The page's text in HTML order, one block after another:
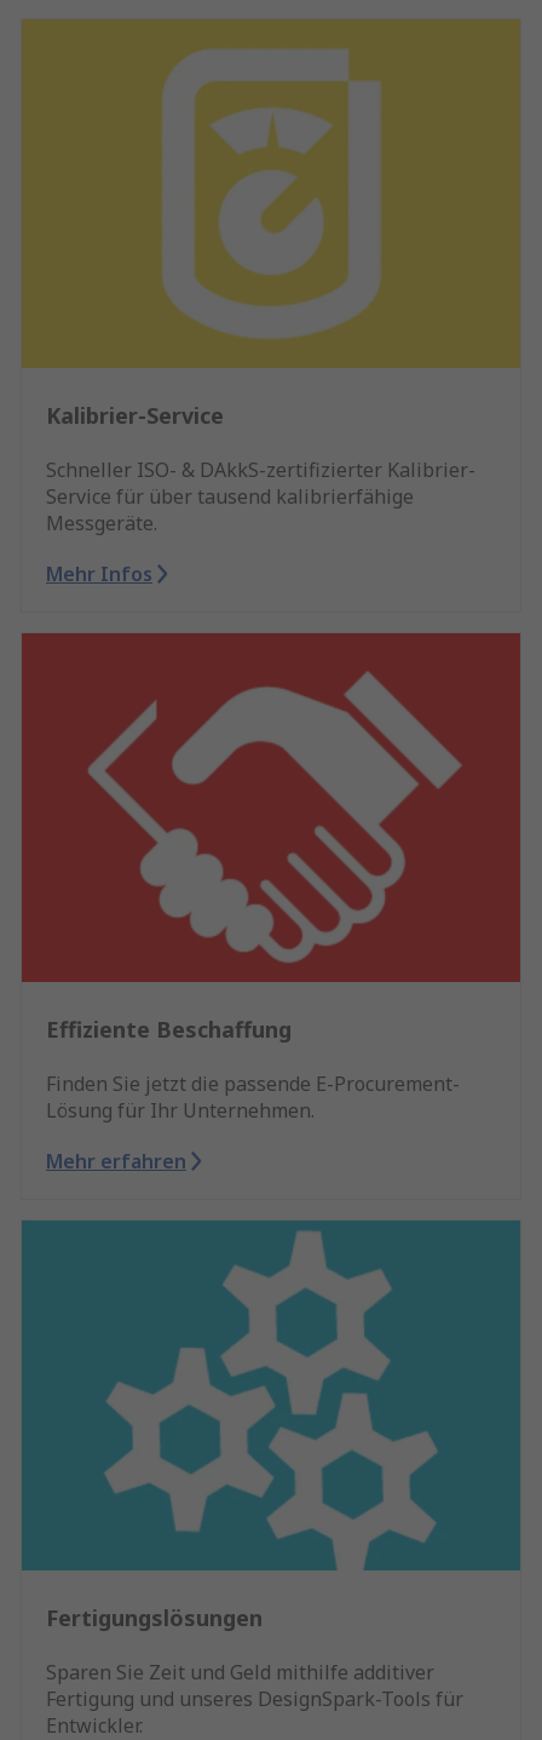
Kalibrier-Service
Schneller ISO- & DAkkS-zertifizierter Kalibrier-
Service für über tausend kalibrierfähige
Messgeräte.
Mehr Infos
Effiziente Beschaffung
Finden Sie jetzt die passende E-Procurement-
Lösung für Ihr Unternehmen.
Mehr erfahren
Fertigungslösungen
Sparen Sie Zeit und Geld mithilfe additiver
Fertigung und unseres DesignSpark-Tools für
Entwickler.